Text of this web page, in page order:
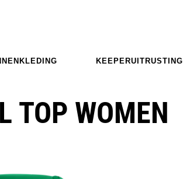
KEEPERUITRUSTING
TOP WOMEN